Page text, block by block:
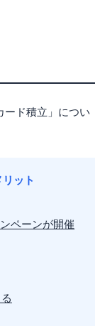
ード積立」につい
ット
ペーンが開催